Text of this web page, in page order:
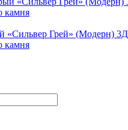
«Сильвер Грей» (Модерн)
камня